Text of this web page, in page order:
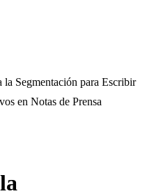
la Segmentación para Escribir
en Notas de Prensa